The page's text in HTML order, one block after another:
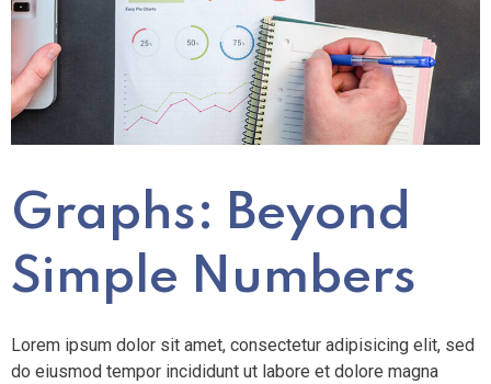
Graphs: Beyond
Simple Numbers
Lorem ipsum dolor sit amet, consectetur adipisicing elit, sed
do eiusmod tempor incididunt ut labore et dolore magna